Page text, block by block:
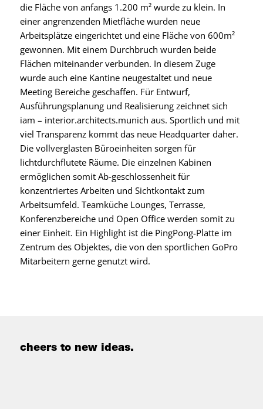
die Fläche von anfangs 1.200 m² wurde zu klein. In
einer angrenzenden Mietfläche wurden neue
Arbeitsplätze eingerichtet und eine Fläche von 600m²
gewonnen. Mit einem Durchbruch wurden beide
Flächen miteinander verbunden. In diesem Zuge
wurde auch eine Kantine neugestaltet und neue
Meeting Bereiche geschaffen. Für Entwurf,
Ausführungsplanung und Realisierung zeichnet sich
iam – interior.architects.munich aus. Sportlich und mit
viel Transparenz kommt das neue Headquarter daher.
Die vollverglasten Büroeinheiten sorgen für
lichtdurchflutete Räume. Die einzelnen Kabinen
ermöglichen somit Ab-geschlossenheit für
konzentriertes Arbeiten und Sichtkontakt zum
Arbeitsumfeld. Teamküche Lounges, Terrasse,
Konferenzbereiche und Open Office werden somit zu
einer Einheit. Ein Highlight ist die PingPong-Platte im
Zentrum des Objektes, die von den sportlichen GoPro
Mitarbeitern gerne genutzt wird.
cheers to new ideas.